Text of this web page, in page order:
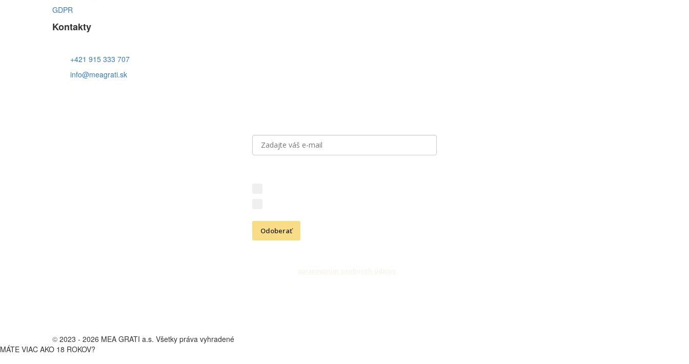
GDPR
Kontakty
+421 915 333 707
info@meagrati.sk
Odoberať
© 2023 - 2026 MEA GRATI a.s. Všetky práva vyhradené
MÁTE VIAC AKO 18 ROKOV?